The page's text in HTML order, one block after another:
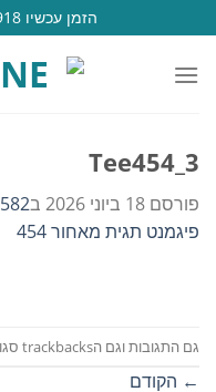
to
content
הזמן עכשיו 055-663-0918 MENZONE
Tee454_3
פורסם 18 ביוני 2026 ב582 × 2048
פיגמנט תגית מאחור 454
גם התגובות וגם הtrackbacks סגורים כרגע.
← הקודם